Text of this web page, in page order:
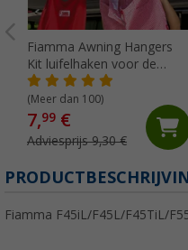
Fiamma Awning Hangers
Kit luifelhaken voor de
peesgeleider
(Meer dan 100)
7,99 €
Adviesprijs 9,30 €
Fiamma F45iL/F45L/F45TiL/